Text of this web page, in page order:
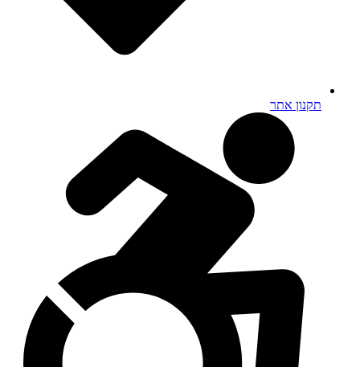
תקנון אתר